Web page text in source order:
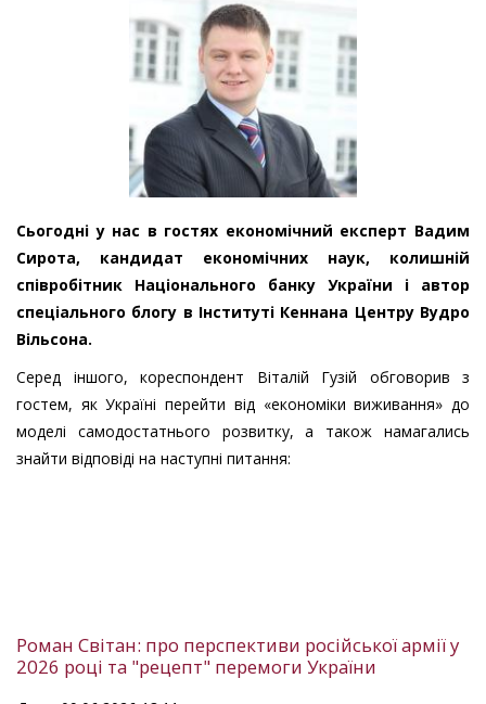
Сьогодні у нас в гостях економічний експерт Вадим
Сирота, кандидат економічних наук, колишній
співробітник Національного банку України і автор
спеціального блогу в Інституті Кеннана Центру Вудро
Вільсона.
Серед іншого, кореспондент Віталій Гузій обговорив з
гостем, як Україні перейти від «економіки виживання» до
моделі самодостатнього розвитку, а також намагались
знайти відповіді на наступні питання:
Роман Світан: про перспективи російської армії у
2026 році та "рецепт" перемоги України